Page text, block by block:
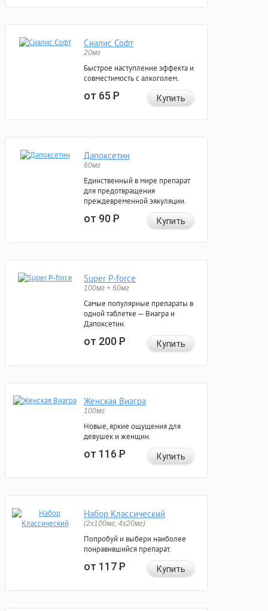
Сиалис Софт
20мг
Быстрое наступление эффекта и
совместимость с алкоголем.
от 65Р Купить
Дапоксетин
60мг
Единственный в мире препарат
для предотвращения
преждевременной эякуляции.
от 90Р Купить
Super P-force
100мг + 60мг
Самые популярные препараты в
одной таблетке — Виагра и
Дапоксетин.
от 200Р Купить
Женская Виагра
100мг
Новые, яркие ощущения для
девушек и женщин.
от 116Р Купить
Набор Классический
(2x100мг, 4x20мг)
Попробуй и выбери наиболее
понравившийся препарат.
от 117Р Купить